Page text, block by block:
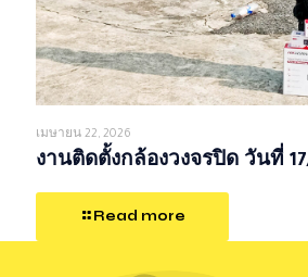
เมษายน 22, 2026
งานติดตั้งกล้องวงจรปิด วันที่
Read more